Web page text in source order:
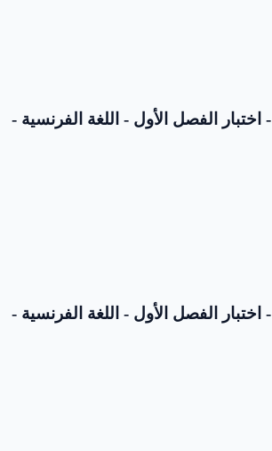
الموضوع رقم 32 - اختبار الفصل الأول - اللغة الفرنسية -
الموضوع رقم 31 - اختبار الفصل الأول - اللغة الفرنسية -